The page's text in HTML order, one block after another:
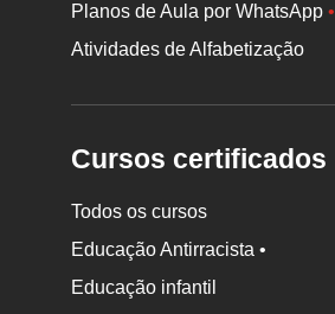
Planos de Aula por WhatsApp•
Atividades de Alfabetização
Cursos certificados
Todos os cursos
Educação Antirracista •
Educação infantil